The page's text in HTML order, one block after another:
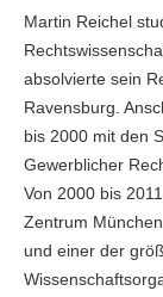
Martin Reichel
absolvierte sein
Ravensburg.
bis 2000 mit den
Gewerblicher
Von 2000 bis
Zentrum
und einer der